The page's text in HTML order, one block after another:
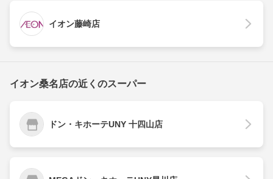
イオン藤崎店
イオン桑名店の近くのスーパー
ドン・キホーテUNY 十四山店